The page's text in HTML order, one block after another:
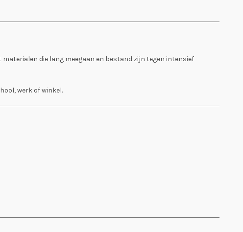
die lang meegaan en bestand zijn tegen intensief
werk of winkel.